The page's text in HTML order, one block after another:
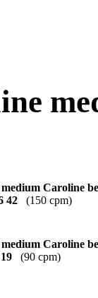
42 (150 cpm)
(90 cpm)